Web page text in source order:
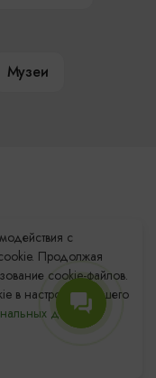
Музеи
с
Продолжая
cookie-файлов.
в настройках Вашего
данных.